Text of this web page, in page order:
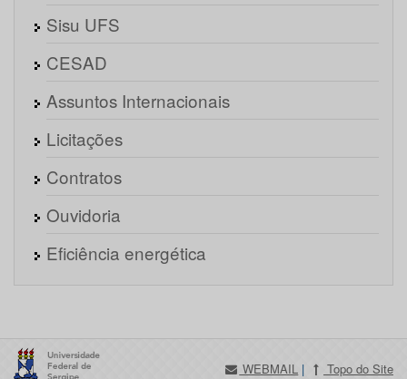
Sisu UFS
CESAD
Assuntos Internacionais
Licitações
Contratos
Ouvidoria
Eficiência energética
WEBMAIL | Topo do Site